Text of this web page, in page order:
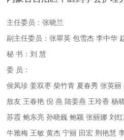
主任委员：张晓兰
副主任委员：张翠英 包雪杰 李中华
秘 书：刘 慧
委 员：
侯凤珍 姜双枣 柴竹青 夏春秀 张英
敖友 王春艳 倪 燕 陆姜燕 王玲香 杨
苏霞 鲍东亮 孙晓巍 鲍颖 张丽娜 刘
牛雅梅 王敏 黄杰 宁丽 田宏 荆艳慧